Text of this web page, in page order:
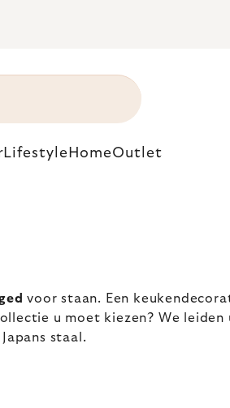
Lifestyle HomeOutlet
voor staan. Een
u moet kiezen? We
staal.